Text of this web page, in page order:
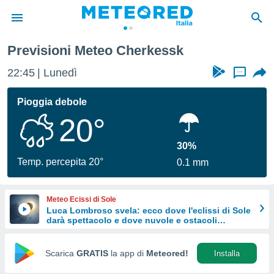
di
per
le
di
Web
Previsioni Meteo Cherkessk
22:45 Lunedì ...
Pioggia debole
20°
Temp. percepita 20°
30%
0.1 mm
Meteo Ecissi di Sole
Luca Lombroso svela: ecco dove l'eclissi di Sole
darà spettacolo e dove nuvole e ostacoli
Scarica GRATIS la app di Meteored! Installa